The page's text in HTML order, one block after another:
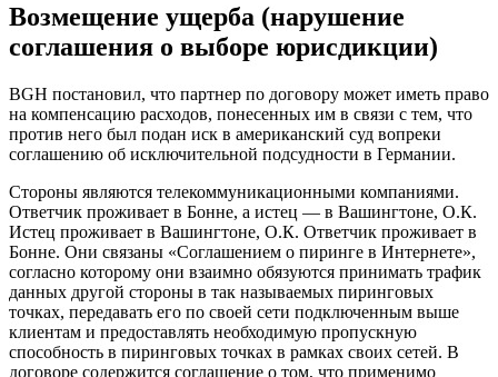
Возмещение ущерба (нарушениe
соглашения о выборе юрисдикции)
BGH постановил, что партнер по договору может иметь право
на компенсацию расходов, понесенных им в связи с тем, что
против него был подан иск в американский суд вопреки
соглашению об исключительной подсудности в Германии.
Стороны являются телекоммуникационными компаниями.
Ответчик проживает в Бонне, а истец — в Вашингтоне, О.К.
Истец проживает в Вашингтоне, О.К. Ответчик проживает в
Бонне. Они связаны «Соглашением о пиринге в Интернете»,
согласно которому они взаимно обязуются принимать трафик
данных другой стороны в так называемых пиринговых
точках, передавать его по своей сети подключенным выше
клиентам и предоставлять необходимую пропускную
способность в пиринговых точках в рамках своих сетей. В
договоре содержится соглашение о том, что применимо